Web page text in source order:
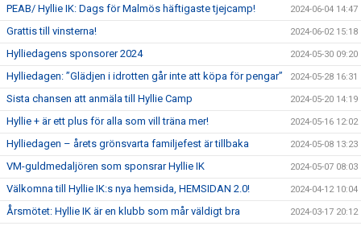
PEAB/ Hyllie IK: Dags för Malmös häftigaste tjejcamp! 2024-06-04 14:47
Grattis till vinsterna! 2024-06-02 15:18
Hylliedagens sponsorer 2024 2024-05-30 09:20
Hylliedagen: ”Glädjen i idrotten går inte att köpa för pengar” 2024-05-28 16:31
Sista chansen att anmäla till Hyllie Camp 2024-05-20 14:19
Hyllie + är ett plus för alla som vill träna mer! 2024-05-16 12:02
Hylliedagen – årets grönsvarta familjefest är tillbaka 2024-05-08 13:23
VM-guldmedaljören som sponsrar Hyllie IK 2024-05-07 08:03
Välkomna till Hyllie IK:s nya hemsida, HEMSIDAN 2.0! 2024-04-12 10:04
Årsmötet: Hyllie IK är en klubb som mår väldigt bra 2024-03-17 20:12